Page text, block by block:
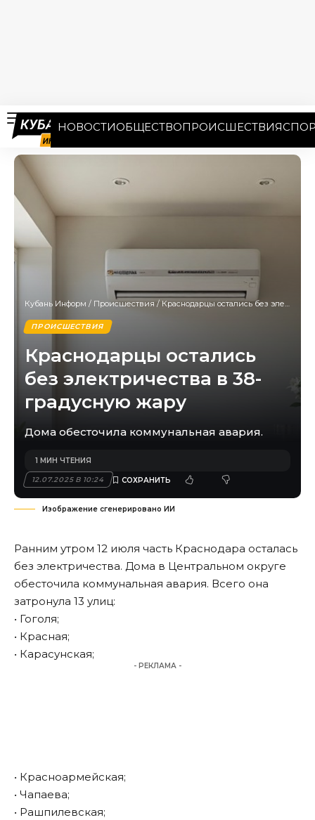
НОВОСТИОБЩЕСТВОПРОИСШЕСТВИЯ
Кубань Информ / Происшествия / Краснодарцы остались без электричества в 38-градусную жару
ПРОИСШЕСТВИЯ
Краснодарцы остались
без электричества в 38-
градусную жару
Дома обесточила коммунальная авария.
12.07.2025 В 10:24
1 МИН ЧТЕНИЯ
Изображение сгенерировано ИИ
Ранним утром 12 июля часть Краснодара осталась
без электричества. Дома в Центральном округе
обесточила коммунальная авария. Всего она
затронула 13 улиц:
• Гоголя;
• Красная;
• Карасунская;
- РЕКЛАМА -
• Красноармейская;
• Чапаева;
• Рашпилевская;